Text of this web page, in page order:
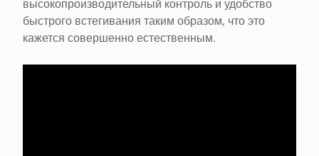
высокопроизводительный контроль и удобство
быстрого встегивания таким образом, что это
кажется совершенно естественным.